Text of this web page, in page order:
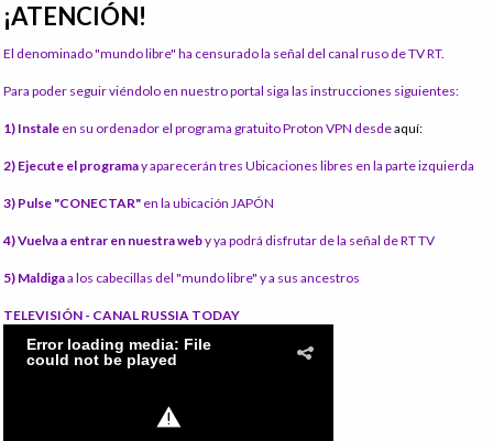
¡ATENCIÓN!
El denominado "mundo libre" ha censurado la señal del canal ruso de TV RT.
Para poder seguir viéndolo en nuestro portal siga las instrucciones siguientes:
1) Instale en su ordenador el programa gratuito Proton VPN desdeaquí:
2) Ejecute el programay aparecerán tres Ubicaciones libres en la parte izquierda
3) Pulse "CONECTAR" en la ubicación JAPÓN
4) Vuelva a entrar en nuestra weby ya podrá disfrutar de la señal de RT TV
5) Maldigaa los cabecillas del "mundo libre" y a sus ancestros
TELEVISIÓN - CANAL RUSSIA TODAY